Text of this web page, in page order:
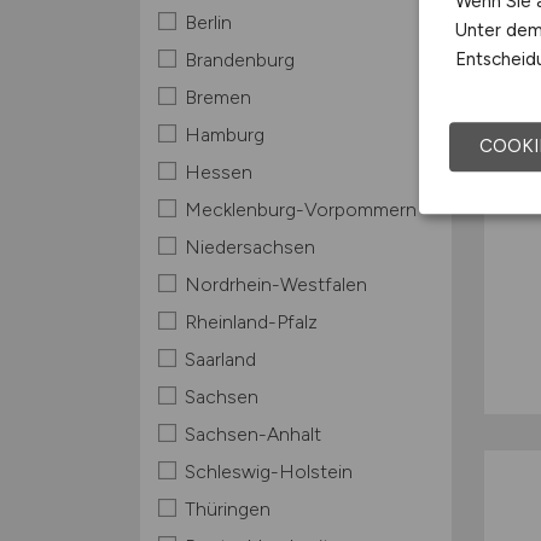
Berlin
Brandenburg
Bremen
Hamburg
Hessen
Mecklenburg-Vorpommern
Niedersachsen
Nordrhein-Westfalen
Rheinland-Pfalz
Saarland
Sachsen
Sachsen-Anhalt
Schleswig-Holstein
Thüringen
Unter